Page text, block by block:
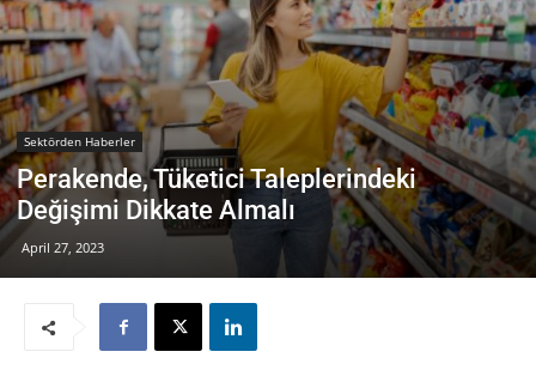
Sektörden Haberler
Perakende, Tüketici Taleplerindeki
Değişimi Dikkate Almalı
April 27, 2023